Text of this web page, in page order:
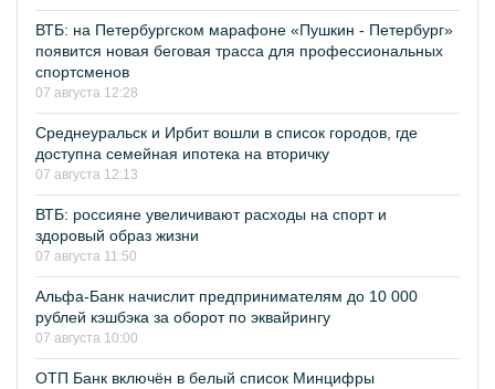
ВТБ: на Петербургском марафоне «Пушкин - Петербург»
появится новая беговая трасса для профессиональных
спортсменов
07 августа 12:28
Среднеуральск и Ирбит вошли в список городов, где
доступна семейная ипотека на вторичку
07 августа 12:13
ВТБ: россияне увеличивают расходы на спорт и
здоровый образ жизни
07 августа 11:50
Альфа-Банк начислит предпринимателям до 10 000
рублей кэшбэка за оборот по эквайрингу
07 августа 10:00
ОТП Банк включён в белый список Минцифры